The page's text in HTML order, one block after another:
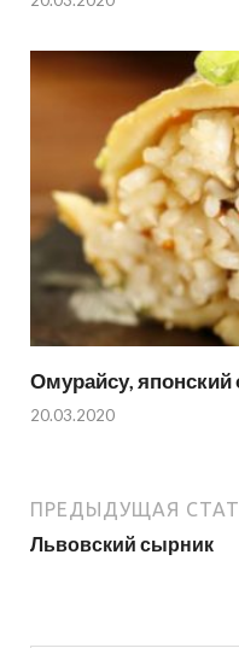
Омурайсу, японский
20.03.2020
ПРЕДЫДУЩАЯ
Львовский сырник